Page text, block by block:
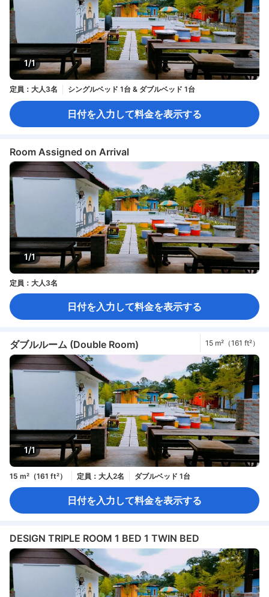
1/1
定員：大人3名 シングルベッド 1台 & ダブルベッド 1台
日付を入力して料金を表示する
Room Assigned on Arrival
1/1
定員：大人3名
日付を入力して料金を表示する
ダブルルーム (Double Room) 15 m²（161 ft²）
1/1
15 m²（161 ft²） 定員：大人2名 ダブルベッド 1台
日付を入力して料金を表示する
DESIGN TRIPLE ROOM 1 BED 1 TWIN BED